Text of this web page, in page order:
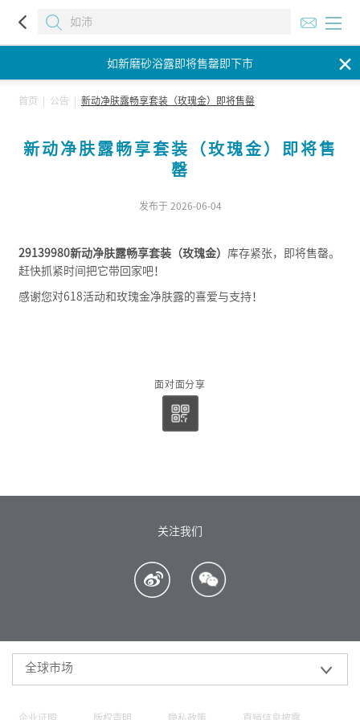
✕
如新磨砂浴露即将售罄即下市
如新磨砂浴露即将售罄即下市
首页 公告 新动净肤露畅享套装（玫瑰金）即将售罄
新动净肤露畅享套装（玫瑰金）即将售
罄
发布于 2026-06-04
29139980新动净肤露畅享套装（玫瑰金） 库存紧张，即将售罄。
赶快抓紧时间把它带回家吧！
感谢您对618活动和玫瑰金净肤露的喜爱与支持！
面对面分享
关注我们
全球市场
企业证照 版权声明 隐私政策 直销信息披露